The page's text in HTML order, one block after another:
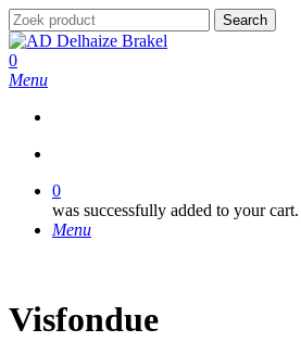
Skip
to
main
content
Search
Close
Search
search
0
Menu
0
was successfully added to your cart.
Menu
Visfondue